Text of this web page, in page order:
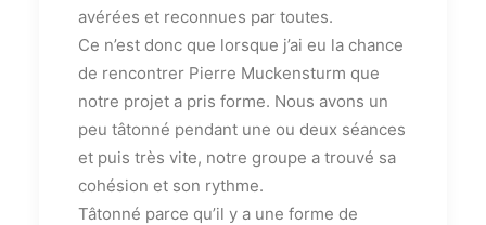
avérées et reconnues par toutes.
Ce n’est donc que lorsque j’ai eu la chance
de rencontrer Pierre Muckensturm que
notre projet a pris forme. Nous avons un
peu tâtonné pendant une ou deux séances
et puis très vite, notre groupe a trouvé sa
cohésion et son rythme.
Tâtonné parce qu’il y a une forme de